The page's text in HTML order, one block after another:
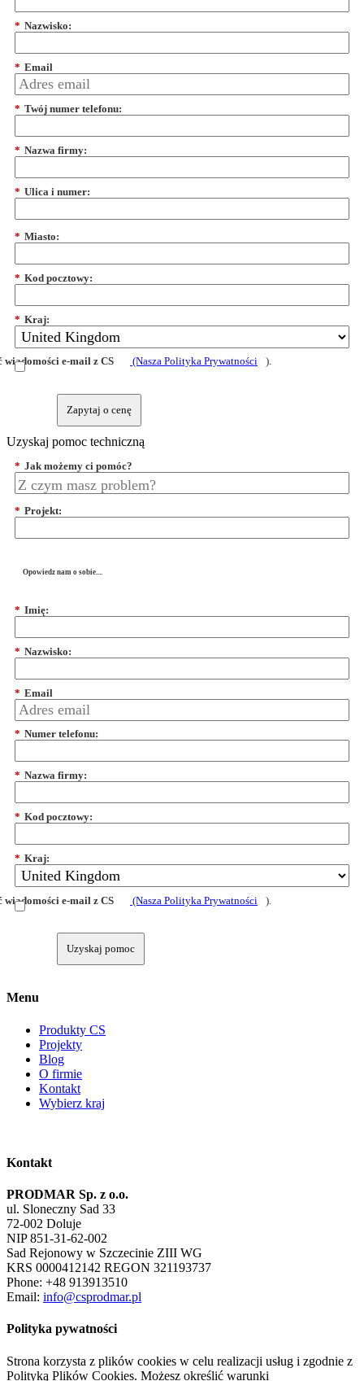
* Nazwisko:
* Email
* Twój numer telefonu:
* Nazwa firmy:
* Ulica i numer:
* Miasto:
* Kod pocztowy:
* Kraj:
e-mail z CS (Nasza Polityka Prywatności ).
Zapytaj o cenę
Uzyskaj pomoc techniczną
* Jak możemy ci pomóc?
* Projekt:
Opowiedz nam o sobie....
* Imię:
* Nazwisko:
* Email
* Numer telefonu:
* Nazwa firmy:
* Kod pocztowy:
* Kraj:
e-mail z CS (Nasza Polityka Prywatności ).
Uzyskaj pomoc
Menu
Produkty CS
Projekty
Blog
O firmie
Kontakt
Wybierz kraj
Kontakt
PRODMAR Sp. z o.o.
ul. Sloneczny Sad 33
72-002 Doluje
NIP 851-31-62-002
Sad Rejonowy w Szczecinie ZIII WG
KRS 0000412142 REGON 321193737
Phone: +48 913913510
Email: info@csprodmar.pl
Polityka pywatności
Strona korzysta z plików cookies w celu realizacji usług i zgodnie z
Polityką Plików Cookies. Możesz określić warunki